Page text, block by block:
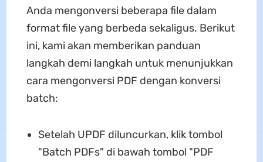
Anda mengonversi beberapa file dalam
format file yang berbeda sekaligus. Berikut
ini, kami akan memberikan panduan
langkah demi langkah untuk menunjukkan
cara mengonversi PDF dengan konversi
batch:
Setelah UPDF diluncurkan, klik tombol
"Batch PDFs" di bawah tombol "PDF